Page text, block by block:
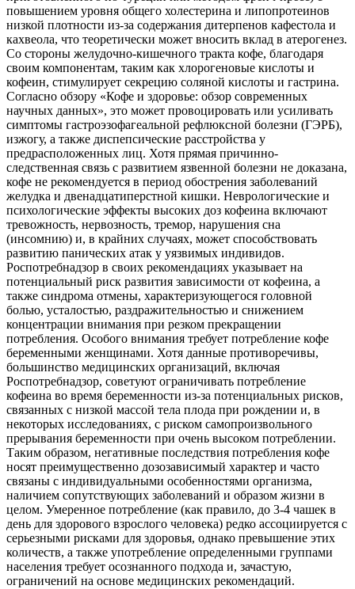
повышением уровня общего холестерина и липопротеинов
низкой плотности из-за содержания дитерпенов кафестола и
кахвеола, что теоретически может вносить вклад в атерогенез.
Со стороны желудочно-кишечного тракта кофе, благодаря
своим компонентам, таким как хлорогеновые кислоты и
кофеин, стимулирует секрецию соляной кислоты и гастрина.
Согласно обзору «Кофе и здоровье: обзор современных
научных данных», это может провоцировать или усиливать
симптомы гастроэзофагеальной рефлюксной болезни (ГЭРБ),
изжогу, а также диспепсические расстройства у
предрасположенных лиц. Хотя прямая причинно-
следственная связь с развитием язвенной болезни не доказана,
кофе не рекомендуется в период обострения заболеваний
желудка и двенадцатиперстной кишки. Неврологические и
психологические эффекты высоких доз кофеина включают
тревожность, нервозность, тремор, нарушения сна
(инсомнию) и, в крайних случаях, может способствовать
развитию панических атак у уязвимых индивидов.
Роспотребнадзор в своих рекомендациях указывает на
потенциальный риск развития зависимости от кофеина, а
также синдрома отмены, характеризующегося головной
болью, усталостью, раздражительностью и снижением
концентрации внимания при резком прекращении
потребления. Особого внимания требует потребление кофе
беременными женщинами. Хотя данные противоречивы,
большинство медицинских организаций, включая
Роспотребнадзор, советуют ограничивать потребление
кофеина во время беременности из-за потенциальных рисков,
связанных с низкой массой тела плода при рождении и, в
некоторых исследованиях, с риском самопроизвольного
прерывания беременности при очень высоком потреблении.
Таким образом, негативные последствия потребления кофе
носят преимущественно дозозависимый характер и часто
связаны с индивидуальными особенностями организма,
наличием сопутствующих заболеваний и образом жизни в
целом. Умеренное потребление (как правило, до 3-4 чашек в
день для здорового взрослого человека) редко ассоциируется с
серьезными рисками для здоровья, однако превышение этих
количеств, а также употребление определенными группами
населения требует осознанного подхода и, зачастую,
ограничений на основе медицинских рекомендаций.